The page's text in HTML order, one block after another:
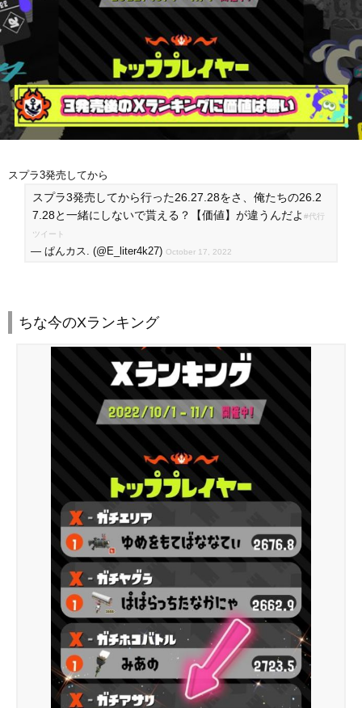
スプラ3発売してから
スプラ3発売してから行った26.27.28をさ、俺たちの26.2
7.28と一緒にしないで貰える？【価値】が違うんだよ #代行
ツイート
— ぱんカス. (@E_liter4k27) October 17, 2022
ちな今のXランキング